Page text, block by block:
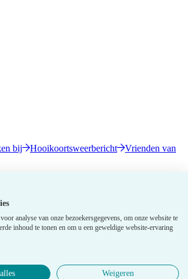
analyse van onze bezoekersgegevens, om onze website te
inhoud te tonen en om u een geweldige website-ervaring
Weigeren
bij Hooikoortsweerbericht
Vrienden van